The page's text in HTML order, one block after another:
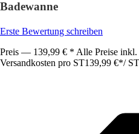
Badewanne
Erste Bewertung schreiben
Preis — 139,99 € * Alle Preise
Versandkosten pro ST139,99 €*/ ST